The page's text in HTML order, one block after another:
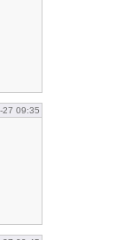
27 09:35